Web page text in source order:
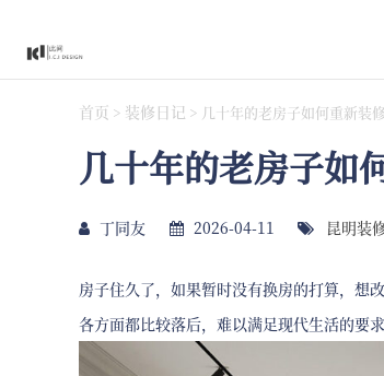
首页 > 装修日记 > 几十年的老房子如何重新装
几十年的老房子如
丁同友 2026-04-11 昆明装
房子住久了，如果暂时没有换房的打算，想
各方面都比较落后，难以满足现代生活的要